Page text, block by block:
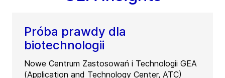
Próba prawdy dla
biotechnologii
Nowe Centrum Zastosowań i Technologii GEA
(Application and Technology Center, ATC)